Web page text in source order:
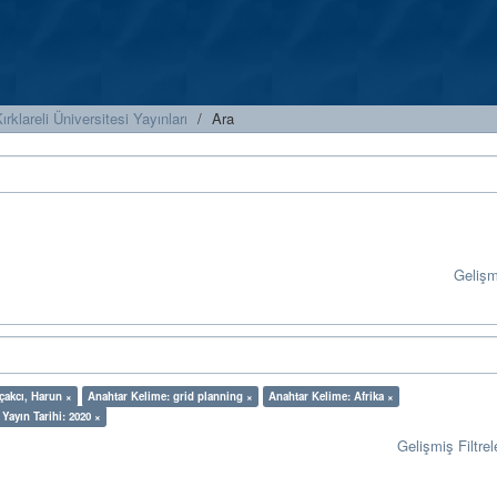
Üniversitesi Yayınları Ara
Harun × Anahtar Kelime: grid planning ×
Anahtar Kelime: Afrika ×
Yayın Tarihi: 2020 ×
Gelişmiş